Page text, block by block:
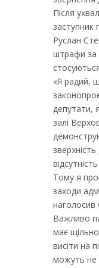
Після
заступник
Руслан
штрафи за
«Я радий,
депутати,
залі
Тому я
заходи
наголосив
Важливо
має
висіти на
можуть не